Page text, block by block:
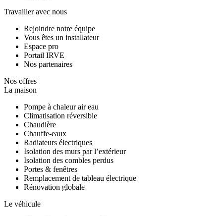
Travailler avec nous
Rejoindre notre équipe
Vous êtes un installateur
Espace pro
Portail IRVE
Nos partenaires
Nos offres
La maison
Pompe à chaleur air eau
Climatisation réversible
Chaudière
Chauffe-eaux
Radiateurs électriques
Isolation des murs par l’extérieur
Isolation des combles perdus
Portes & fenêtres
Remplacement de tableau électrique
Rénovation globale
Le véhicule